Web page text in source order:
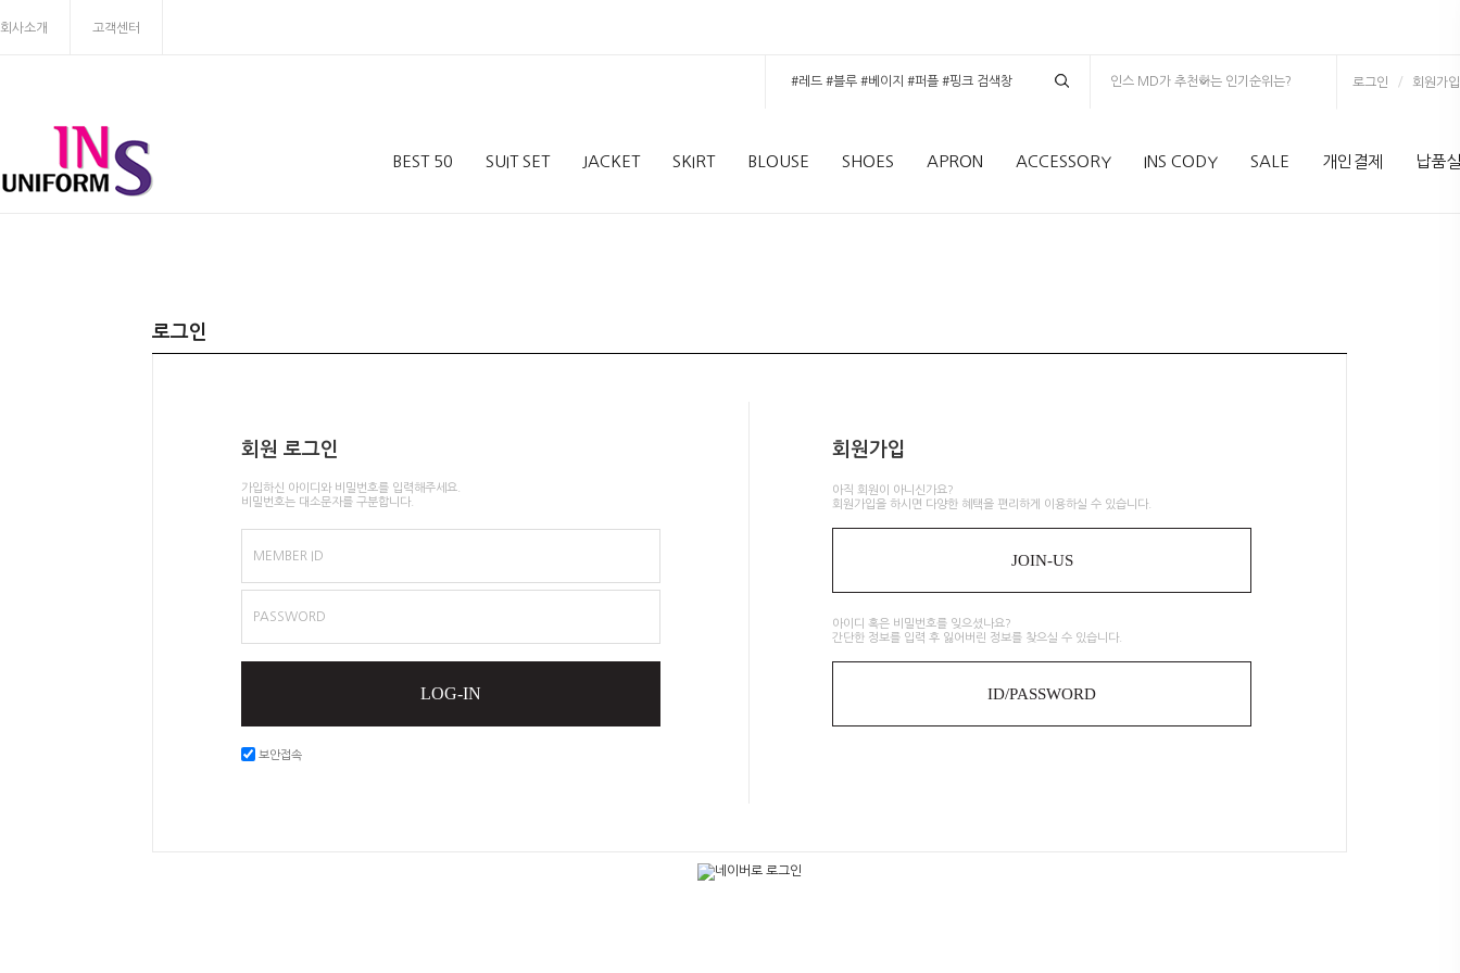
회사소개 고객센터
인스 MD가 추천하는 인기순위는? 로그인 / 회원가입
BEST 50 SUIT SET JACKET SKIRT BLOUSE SHOES APRON ACCESSORY INS CODY SALE 개인결제 납품
로그인
회원 로그인
가입하신 아이디와 비밀번호를 입력해주세요.
비밀번호는 대소문자를 구분합니다.
MEMBER ID
PASSWORD
LOG-IN
보안접속
회원가입
아직 회원이 아니신가요?
회원가입을 하시면 다양한 혜택을 편리하게 이용하실 수 있습니다.
JOIN-US
아이디 혹은 비밀번호를 잊으셨나요?
간단한 정보를 입력 후 잃어버린 정보를 찾으실 수 있습니다.
ID/PASSWORD